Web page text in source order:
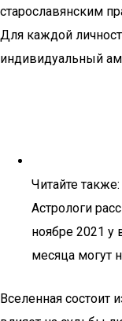
старославянским
Для каждой
индивидуальный
Читайте также:
Астрологи
ноябре 2021 у
месяца могут
Вселенная состоит